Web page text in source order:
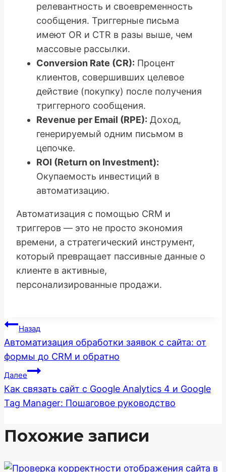
релевантность и своевременность
сообщения. Триггерные письма
имеют OR и CTR в разы выше, чем
массовые рассылки.
Conversion Rate (CR): Процент
клиентов, совершивших целевое
действие (покупку) после получения
триггерного сообщения.
Revenue per Email (RPE): Доход,
генерируемый одним письмом в
цепочке.
ROI (Return on Investment):
Окупаемость инвестиций в
автоматизацию.
Автоматизация с помощью CRM и
триггеров — это не просто экономия
времени, а стратегический инструмент,
который превращает пассивные данные о
клиенте в активные,
персонализированные продажи.
Навигация
по
записям
Назад
Автоматизация обработки заявок с сайта: от
формы до CRM и обратно
Далее
Как связать сайт с Google Analytics 4 и Google
Tag Manager: Пошаговое руководство
Похожие записи